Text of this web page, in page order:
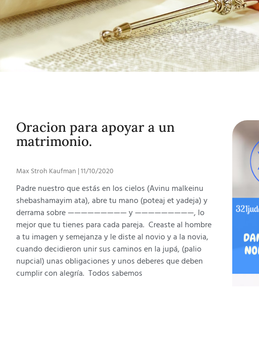
Oracion para apoyar a un
matrimonio.
Max Stroh Kaufman 11/10/2020
Padre nuestro que estás en los cielos (Avinu malkeinu
shebashamayim ata), abre tu mano (poteaj et yadeja) y
derrama sobre ————————— y —————————, lo
mejor que tu tienes para cada pareja. Creaste al hombre
a tu imagen y semejanza y le diste al novio y a la novia,
cuando decidieron unir sus caminos en la jupá, (palio
nupcial) unas obligaciones y unos deberes que deben
cumplir con alegría. Todos sabemos